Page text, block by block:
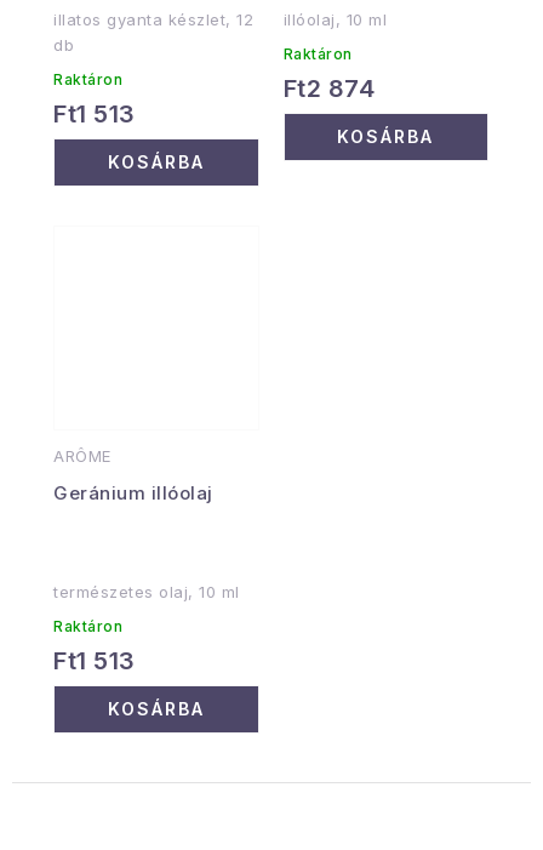
illatos gyanta készlet, 12
db
Raktáron
Ft1 513
KOSÁRBA
illóolaj, 10 ml
Raktáron
Ft2 874
KOSÁRBA
ARÔME
Geránium illóolaj
természetes olaj, 10 ml
Raktáron
Ft1 513
KOSÁRBA